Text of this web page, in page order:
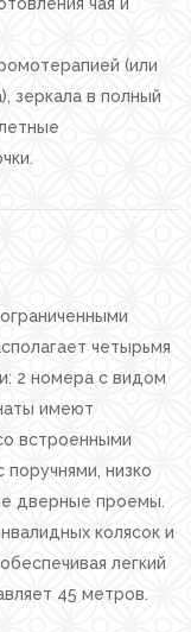
чая и
(или
зеркала в полный
четырьмя
2 номера с видом
имеют
встроенными
низко
дверные проемы.
колясок и
легкий
45 метров.